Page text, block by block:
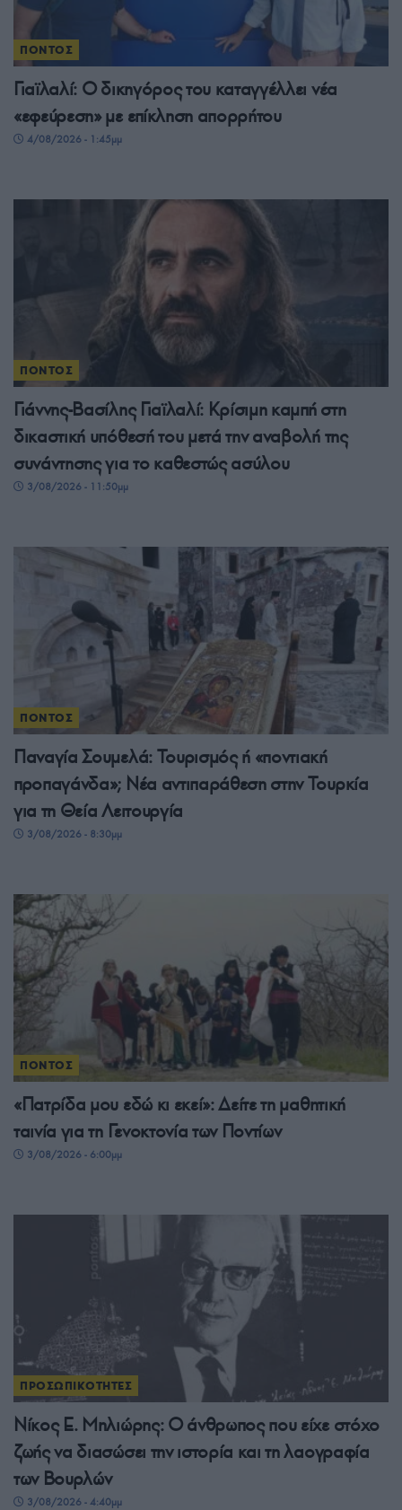
ΠΟΝΤΟΣ
Γιαϊλαλί: Ο δικηγόρος του καταγγέλλει νέα
«εφεύρεση» με επίκληση απορρήτου
4/08/2026 - 1:45μμ
ΠΟΝΤΟΣ
Γιάννης-Βασίλης Γιαϊλαλί: Κρίσιμη καμπή στη
δικαστική υπόθεσή του μετά την αναβολή της
συνάντησης για το καθεστώς ασύλου
3/08/2026 - 11:50μμ
ΠΟΝΤΟΣ
Παναγία Σουμελά: Τουρισμός ή «ποντιακή
προπαγάνδα»; Νέα αντιπαράθεση στην Τουρκία
για τη Θεία Λειτουργία
3/08/2026 - 8:30μμ
ΠΟΝΤΟΣ
«Πατρίδα μου εδώ κι εκεί»: Δείτε τη μαθητική
ταινία για τη Γενοκτονία των Ποντίων
3/08/2026 - 6:00μμ
ΠΡΟΣΩΠΙΚΟΤΗΤΕΣ
Νίκος Ε. Μηλιώρης: Ο άνθρωπος που είχε στόχο
ζωής να διασώσει την ιστορία και τη λαογραφία
των Βουρλών
3/08/2026 - 4:40μμ